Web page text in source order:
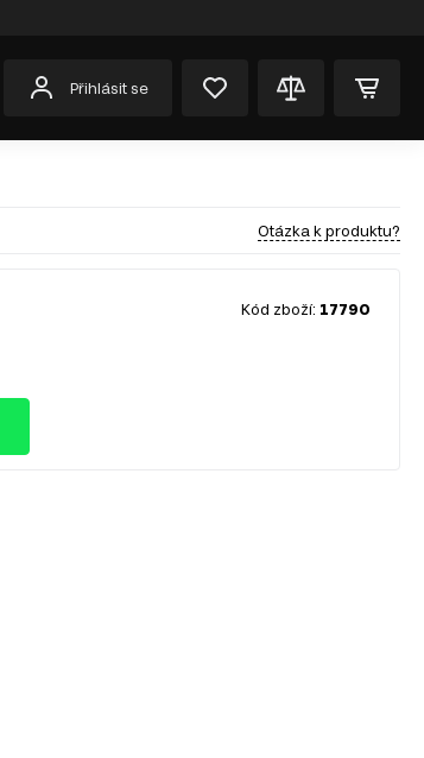
Přihlásit se
Otázka k produktu?
Kód zboží: 17790